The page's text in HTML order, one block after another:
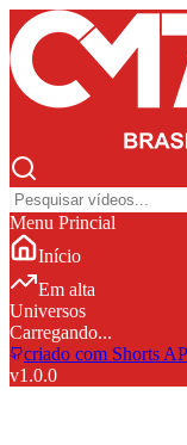
Menu Princial
Início
Em alta
Universos
Carregando...
criado com Shorts
v1.0.0